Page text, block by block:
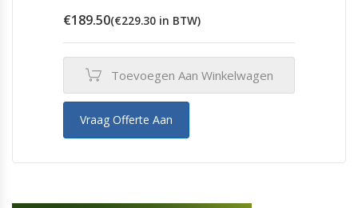
€189.50(€229.30 in BTW)
Toevoegen Aan Winkelwagen
Vraag Offerte Aan